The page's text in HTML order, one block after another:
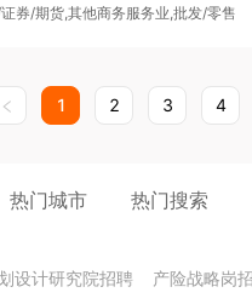
券/期货,其他商务服务业,批发/零售
1 2 3 4
热门城市 热门搜索
设计研究院招聘 产险战略岗